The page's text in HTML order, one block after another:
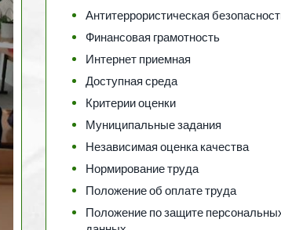
Антитеррористическая
Финансовая грамотность
Интернет приемная
Доступная среда
Критерии оценки
Муниципальные задания
Независимая оценка качества
Нормирование труда
Положение об оплате труда
Положение по защите